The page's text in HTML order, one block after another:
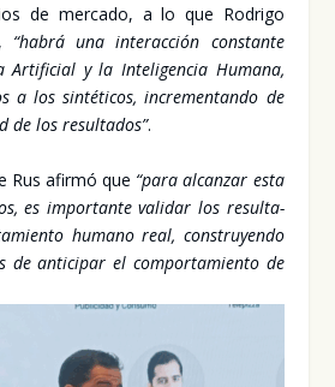
de mer­ca­do, a lo que Rodri­go
“habrá una inter­ac­ción cons­tan­te
Arti­fi­cial y la Inte­li­gen­cia Huma­na,
a los sin­té­ti­cos, incre­men­tan­do de
de los resul­ta­dos”.
Rus afir­mó que “para alcan­zar esta
es impor­tan­te vali­dar los resul­ta­
humano real, cons­tru­yen­do
de anti­ci­par el com­por­ta­mien­to de